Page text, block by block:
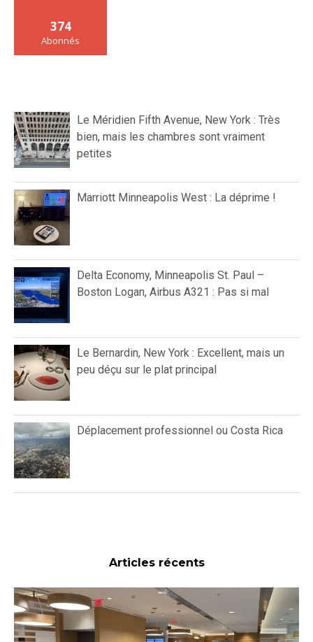
374
Abonnés
Le Méridien Fifth Avenue, New York : Très
bien, mais les chambres sont vraiment
petites
Marriott Minneapolis West : La déprime !
Delta Economy, Minneapolis St. Paul –
Boston Logan, Airbus A321 : Pas si mal
Le Bernardin, New York : Excellent, mais un
peu déçu sur le plat principal
Déplacement professionnel ou Costa Rica
Articles récents